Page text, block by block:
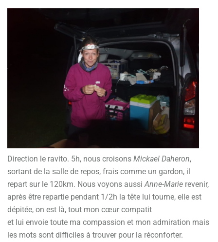
Direction le ravito. 5h, nous croisons Mickael Daheron,
sortant de la salle de repos, frais comme un gardon, il
repart sur le 120km. Nous voyons aussi Anne-Marie revenir,
après être repartie pendant 1/2h la tête lui tourne, elle est
dépitée, on est là, tout mon cœur compatit
et lui envoie toute ma compassion et mon admiration mais
les mots sont difficiles à trouver pour la réconforter.